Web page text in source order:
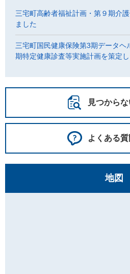
三宅町高齢者福祉計画・第９期介
ました
三宅町国民健康保険第3期データヘ
期特定健康診査等実施計画を策定
見つから
よくある
地図